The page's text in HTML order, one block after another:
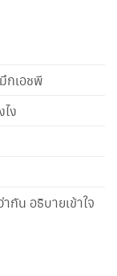
กเอชพี
ง
กัน อธิบายเข้าใจ